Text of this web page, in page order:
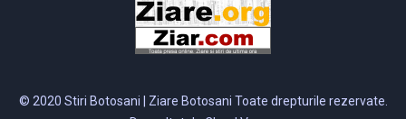
© 2020 Stiri Botosani | Ziare Botosani Toate drepturile rezervate.